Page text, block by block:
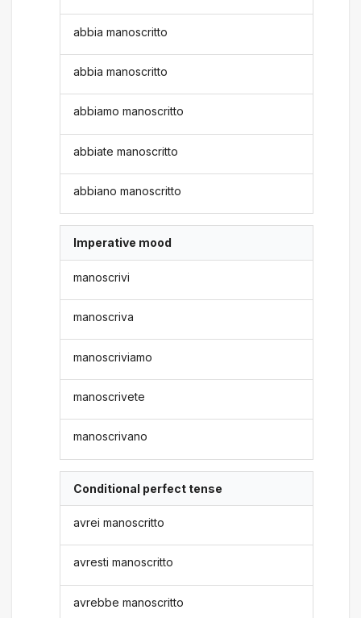
abbia manoscritto
abbia manoscritto
abbiamo manoscritto
abbiate manoscritto
abbiano manoscritto
Imperative mood
manoscrivi
manoscriva
manoscriviamo
manoscrivete
manoscrivano
Conditional perfect tense
avrei manoscritto
avresti manoscritto
avrebbe manoscritto